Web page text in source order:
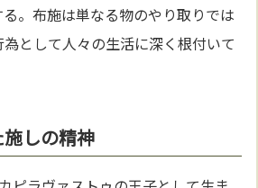
。布施は単なる物のやり取りでは
として人々の生活に深く根付いて
しの精神